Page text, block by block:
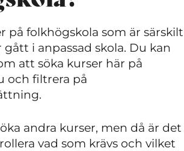
på folkhögskola som är särskilt
i anpassad skola. Du kan
att söka kurser här på
och filtrera på
andra kurser, men då är det
vad som krävs och vilket